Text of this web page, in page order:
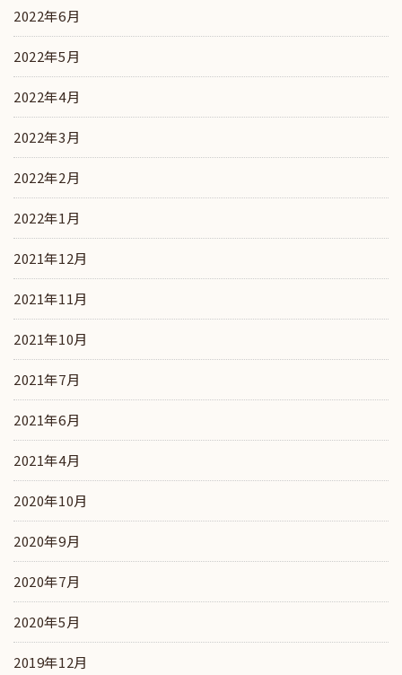
2022年6月
2022年5月
2022年4月
2022年3月
2022年2月
2022年1月
2021年12月
2021年11月
2021年10月
2021年7月
2021年6月
2021年4月
2020年10月
2020年9月
2020年7月
2020年5月
2019年12月